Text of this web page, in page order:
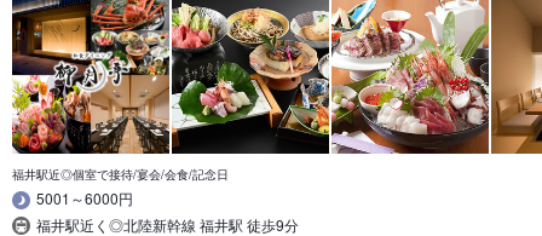
福井駅近◎個室で接待/宴会/会食/記念日
5001～6000円
福井駅近く◎北陸新幹線 福井駅 徒歩9分